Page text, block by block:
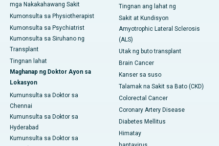
mga Nakakahawang Sakit
Kumonsulta sa Physiotherapist
Kumonsulta sa Psychiatrist
Kumonsulta sa Siruhano ng
Transplant
Tingnan lahat
Maghanap ng Doktor Ayon sa
Lokasyon
Kumunsulta sa Doktor sa
Chennai
Kumunsulta sa Doktor sa
Hyderabad
Kumunsulta sa Doktor sa
Tingnan ang lahat ng
Sakit at Kundisyon
Amyotrophic Lateral Sclerosis
(ALS)
Utak ng buto transplant
Brain Cancer
Kanser sa suso
Talamak na Sakit sa Bato (CKD)
Colorectal Cancer
Coronary Artery Disease
Diabetes Mellitus
Himatay